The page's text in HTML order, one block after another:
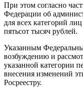
При этом согласно
Федерации об
для всех категорий
пятьсот тысяч рублей.
Указанным
возбуждению и
указанной категории
внесения изменений
Росреестру.